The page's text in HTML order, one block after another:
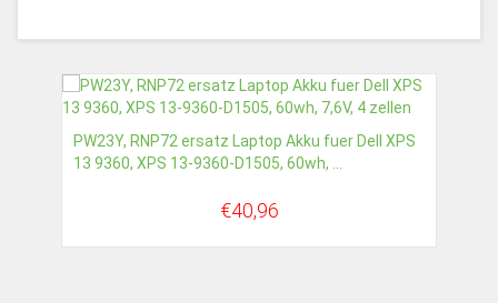
PW23Y, RNP72 ersatz Laptop Akku fuer Dell XPS
13 9360, XPS 13-9360-D1505, 60wh, ...
€40,96